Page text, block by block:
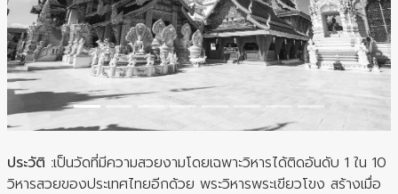
Previous Next
ประวัติ :เป็นวัดที่มีความสวยงามโดยเฉพาะวิหารได้ติดอันดับ 1 ใน 10
วิหารสวยของประเทศไทยอีกด้วย พระวิหารพระเขียวโขง สร้างเมื่อ